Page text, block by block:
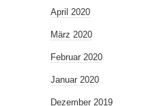
April 2020
März 2020
Februar 2020
Januar 2020
Dezember 2019